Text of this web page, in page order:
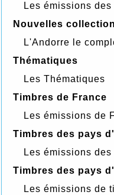
Les émissions
Nouvelles
L'Andorre le
Thématiques
Les Thématiques
Timbres de France
Les émissions de
Timbres des pays
Les émissions
Timbres des pays
Les émissions de